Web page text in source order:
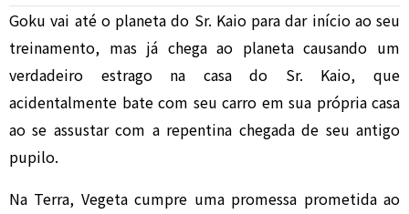
Goku vai até o planeta do Sr. Kaio para dar início ao seu
treinamento, mas já chega ao planeta causando um
verdadeiro estrago na casa do Sr. Kaio, que
acidentalmente bate com seu carro em sua própria casa
ao se assustar com a repentina chegada de seu antigo
pupilo.
Na Terra, Vegeta cumpre uma promessa prometida ao